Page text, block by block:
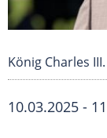
König Charles
10.03.2025 -